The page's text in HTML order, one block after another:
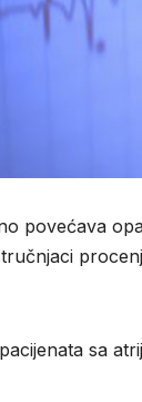
povećava
sa